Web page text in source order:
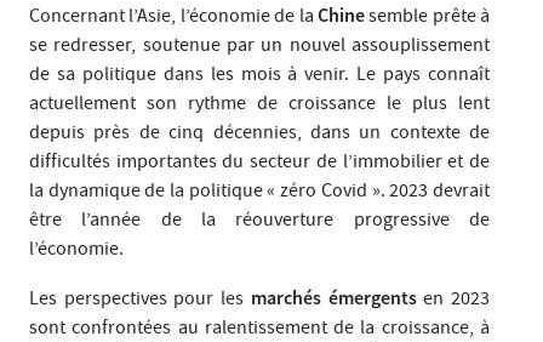
Concernant l’Asie, l’économie de la Chinesemble prête à
se redresser, soutenue par un nouvel assouplissement
de sa politique dans les mois à venir. Le pays connaît
actuellement son rythme de croissance le plus lent
depuis près de cinq décennies, dans un contexte de
difficultés importantes du secteur de l’immobilier et de
la dynamique de la politique « zéro Covid ». 2023 devrait
être l’année de la réouverture progressive de
l’économie.
Les perspectives pour les marchés émergentsen 2023
sont confrontées au ralentissement de la croissance, à